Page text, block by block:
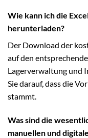
Wie kann ich die
herunterladen?
Der Download der
auf den
Lagerverwaltung und
Sie darauf, dass die
stammt.
Was sind die
manuellen und